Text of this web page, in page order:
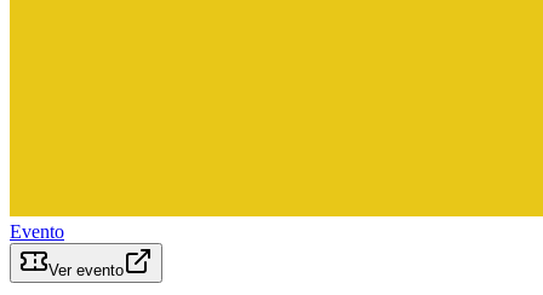
Evento
Ver evento